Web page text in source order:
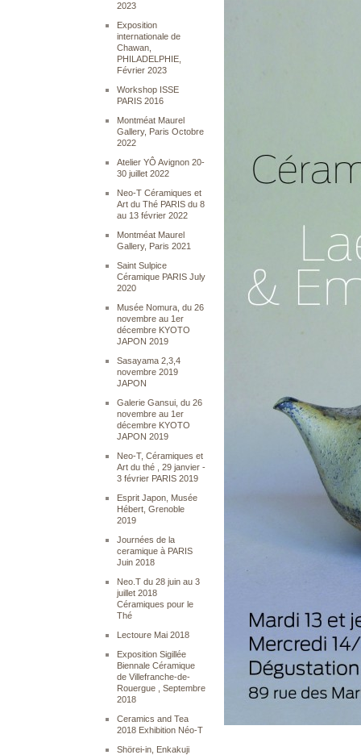
2023
Exposition
internationale de
Chawan,
PHILADELPHIE,
Février 2023
Workshop ISSE
PARIS 2016
Montméat Maurel
Gallery, Paris Octobre
2022
Atelier YÔ Avignon 20-
30 juillet 2022
Neo-T Céramiques et
Art du Thé PARIS du 8
au 13 février 2022
Montméat Maurel
Gallery, Paris 2021
Saint Sulpice
Céramique PARIS July
2020
Musée Nomura, du 26
novembre au 1er
décembre KYOTO
JAPON 2019
Sasayama 2,3,4
novembre 2019
JAPON
Galerie Gansui, du 26
novembre au 1er
décembre KYOTO
JAPON 2019
Neo-T, Céramiques et
Art du thé , 29 janvier -
3 février PARIS 2019
Esprit Japon, Musée
Hébert, Grenoble
2019
Journées de la
ceramique à PARIS
Juin 2018
Neo.T du 28 juin au 3
juillet 2018
Céramiques pour le
Thé
Lectoure Mai 2018
Exposition Sigillée
Biennale Céramique
de Villefranche-de-
Rouergue , Septembre
2018
Ceramics and Tea
2018 Exhibition Néo-T
Shörei-in, Enkakuji